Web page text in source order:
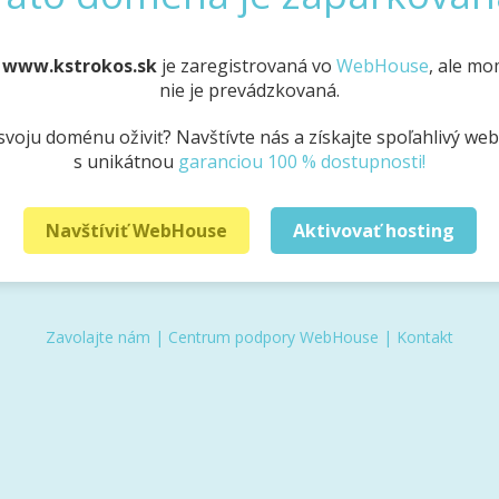
www.kstrokos.sk je zaregistrovaná vo WebHouse, ale
nie je prevádzkovaná.
doménu oživiť? Navštívte nás a získajte spoľahlivý
s unikátnou garanciou 100 % dostupnosti!
Navštíviť WebHouse Aktivovať hosting
Zavolajte nám | Centrum podpory WebHouse | Kontakt